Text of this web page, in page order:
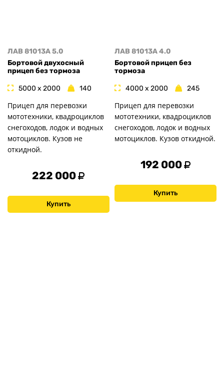
ЛАВ 81013A 5.0
Бортовой двухосный
прицеп без тормоза
5000 x 2000 140
Прицеп для перевозки
мототехники, квадроциклов
снегоходов, лодок и водных
мотоциклов. Кузов не
откидной.
222 000
Купить
ЛАВ 81013A 4.0
Бортовой прицеп без
тормоза
4000 x 2000 245
Прицеп для перевозки
мототехники, квадроциклов
снегоходов, лодок и водных
мотоциклов. Кузов откидной.
192 000
Купить